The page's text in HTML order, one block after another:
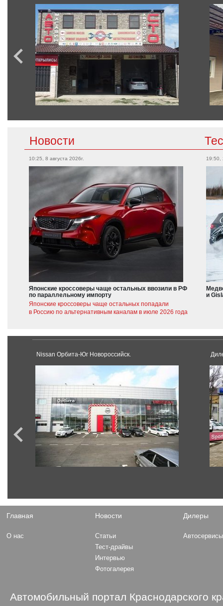
Новости
10:25, 8 августа 2026г.
Японские кроссоверы чаще остальных ввозили в РФ
по параллельному импорту
Японские кроссоверы чаще остальных попадали
в Россию по альтернативным каналам в июле 2026 года
19:50,
и
Nissan Орбита-Юг Новороссийск.
Главная
О нас
Новости
Статьи
Тест-драйвы
Интервью
Фотогалерея
Дилеры
Автосервисы
Автомобильный портал Краснодарского